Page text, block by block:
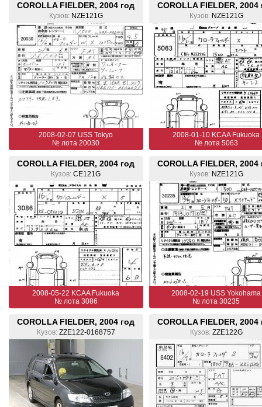
COROLLA FIELDER, 2004 год
Кузов: NZE121G
2008-02-07 USS Tokyo
№ лота 20030
COROLLA FIELDER, 2004
Кузов: NZE121G
2008-01-10 KCAA Fukuoka
№ лота 5063
COROLLA FIELDER, 2004 год
Кузов: CE121G
2008-05-22 KCAA Fukuoka
№ лота 3086
COROLLA FIELDER, 2004
Кузов: NZE121G
2008-02-19 USS Yokohama
№ лота 30235
COROLLA FIELDER, 2004 год
Кузов: ZZE122-0168757
COROLLA FIELDER, 2004
Кузов: ZZE122G